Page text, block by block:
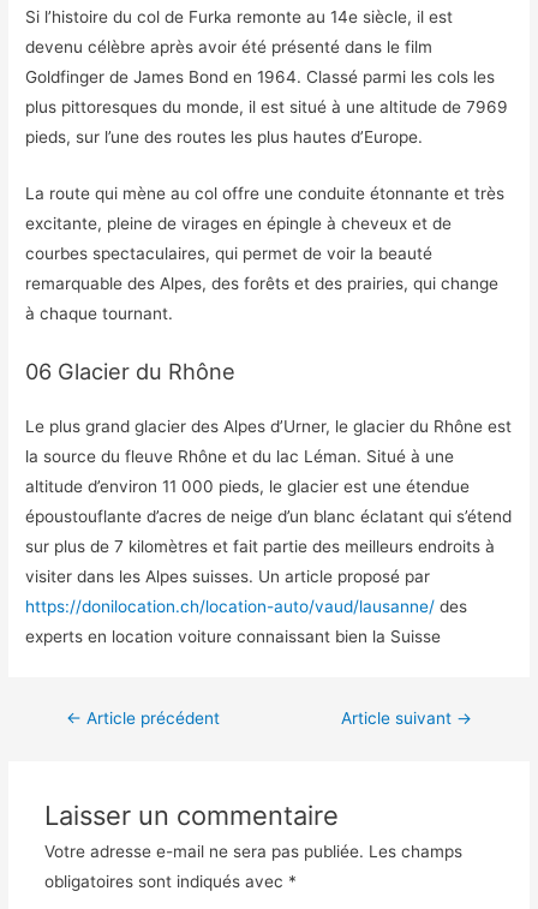
Si l’histoire du col de Furka remonte au 14e siècle, il est
devenu célèbre après avoir été présenté dans le film
Goldfinger de James Bond en 1964. Classé parmi les cols les
plus pittoresques du monde, il est situé à une altitude de 7969
pieds, sur l’une des routes les plus hautes d’Europe.
La route qui mène au col offre une conduite étonnante et très
excitante, pleine de virages en épingle à cheveux et de
courbes spectaculaires, qui permet de voir la beauté
remarquable des Alpes, des forêts et des prairies, qui change
à chaque tournant.
06 Glacier du Rhône
Le plus grand glacier des Alpes d’Urner, le glacier du Rhône est
la source du fleuve Rhône et du lac Léman. Situé à une
altitude d’environ 11 000 pieds, le glacier est une étendue
époustouflante d’acres de neige d’un blanc éclatant qui s’étend
sur plus de 7 kilomètres et fait partie des meilleurs endroits à
visiter dans les Alpes suisses. Un article proposé par
https://donilocation.ch/location-auto/vaud/lausanne/ des
experts en location voiture connaissant bien la Suisse
Navigation
l’article
← Article précédent Article suivant →
Laisser un commentaire
Votre adresse e-mail ne sera pas publiée. Les champs
obligatoires sont indiqués avec *